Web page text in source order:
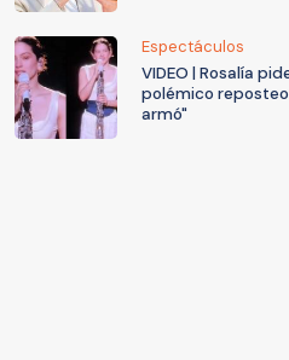
Espectáculos
VIDEO | Rosalía
polémico reposteo
armó"